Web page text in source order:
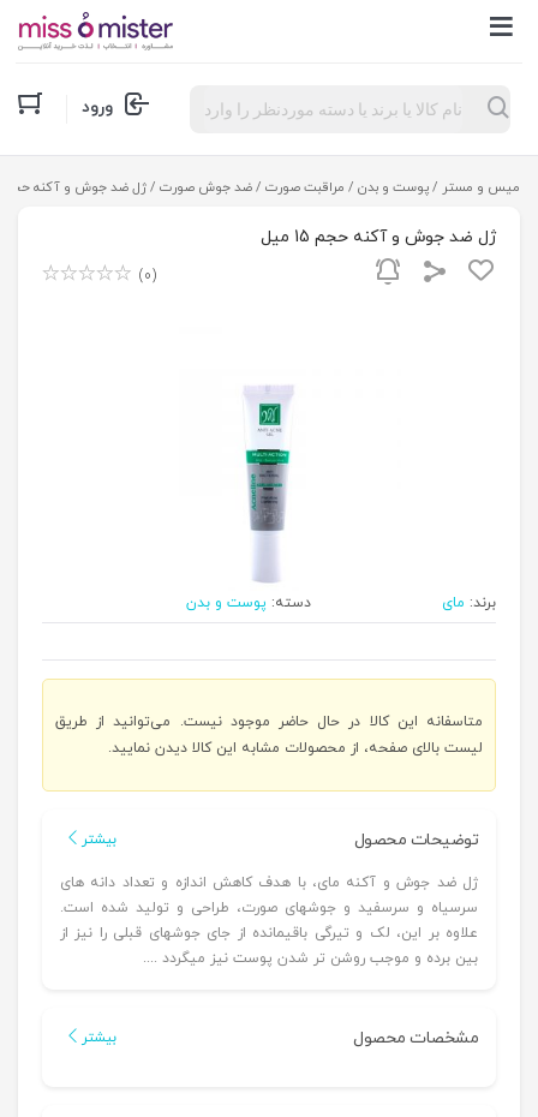
Products
search ورود
میس و مستر /پوست و بدن / مراقبت صورت /ضد جوش صورت / ژل ضد جوش و آکنه حجم 15 میل
ژل ضد جوش و آکنه حجم 15 میل
(0)
برند: مای دسته: پوست و بدن
متاسفانه این کالا در حال حاضر موجود نیست. می‌توانید از طریق
لیست بالای صفحه، از محصولات مشابه این کالا دیدن نمایید.
توضیحات محصول بیشتر
ژل ضد جوش و آکنه مای، با هدف کاهش اندازه و تعداد دانه های
سرسیاه و سرسفید و جوشهای صورت، طراحی و تولید شده است.
علاوه بر این، لک و تیرگی باقیمانده از جای جوشهای قبلی را نیز از
بین برده و موجب روشن تر شدن پوست نیز میگردد ....
مشخصات محصول بیشتر